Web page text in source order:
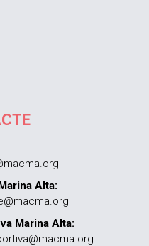
Alta:
Marina Alta: